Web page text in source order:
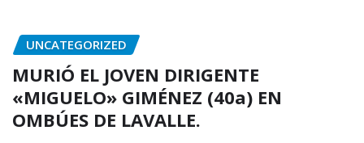
UNCATEGORIZED
MURIÓ EL JOVEN DIRIGENTE
«MIGUELO» GIMÉNEZ (40a) EN
OMBÚES DE LAVALLE.